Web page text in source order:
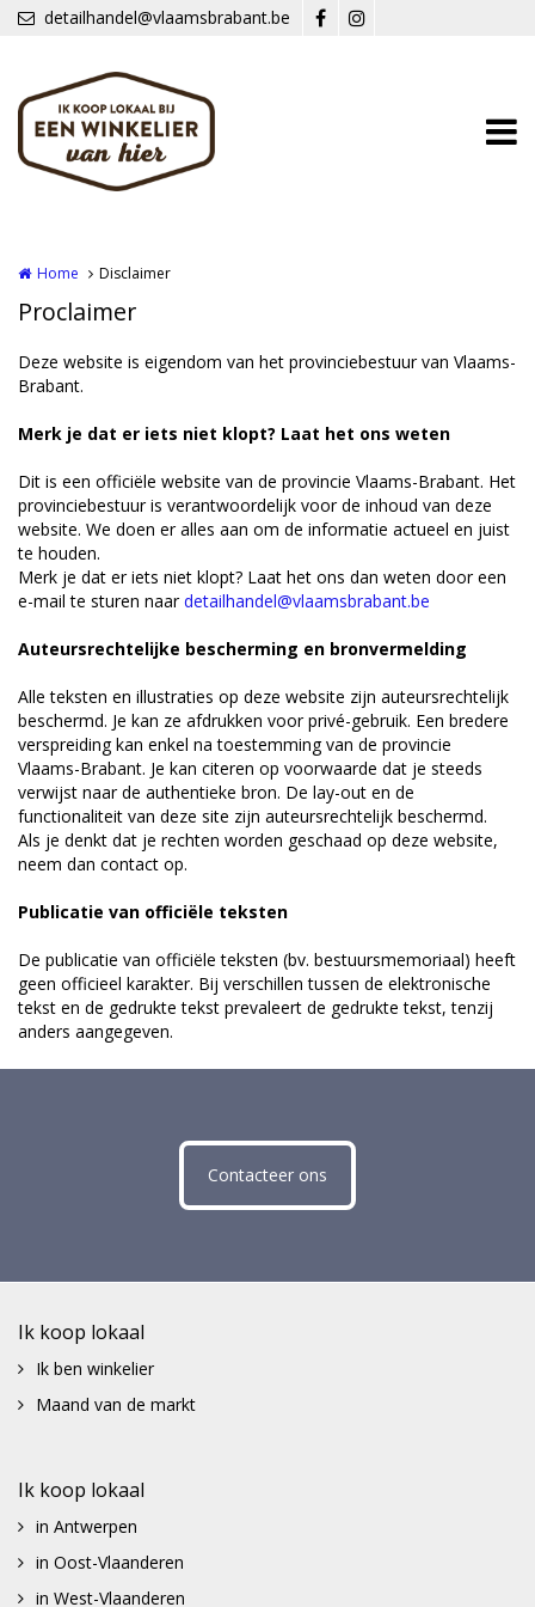
Overslaan en naar de inhoud gaan
detailhandel@vlaamsbrabant.be
Home Disclaimer
Proclaimer
Deze website is eigendom van het provinciebestuur van Vlaams-
Brabant.
Merk je dat er iets niet klopt? Laat het ons weten
Dit is een officiële website van de provincie Vlaams-Brabant. Het
provinciebestuur is verantwoordelijk voor de inhoud van deze
website. We doen er alles aan om de informatie actueel en juist
te houden.
Merk je dat er iets niet klopt? Laat het ons dan weten door een
e-mail te sturen naardetailhandel@vlaamsbrabant.be
Auteursrechtelijke bescherming en bronvermelding
Alle teksten en illustraties op deze website zijn auteursrechtelijk
beschermd. Je kan ze afdrukken voor privé-gebruik. Een bredere
verspreiding kan enkel na toestemming van de provincie
Vlaams-Brabant. Je kan citeren op voorwaarde dat je steeds
verwijst naar de authentieke bron. De lay-out en de
functionaliteit van deze site zijn auteursrechtelijk beschermd.
Als je denkt dat je rechten worden geschaad op deze website,
neem dan contact op.
Publicatie van officiële teksten
De publicatie van officiële teksten (bv. bestuursmemoriaal) heeft
geen officieel karakter. Bij verschillen tussen de elektronische
tekst en de gedrukte tekst prevaleert de gedrukte tekst, tenzij
anders aangegeven.
Contacteer ons
Ik koop lokaal
Ik ben winkelier
Maand van de markt
Ik koop lokaal
in Antwerpen
in Oost-Vlaanderen
in West-Vlaanderen